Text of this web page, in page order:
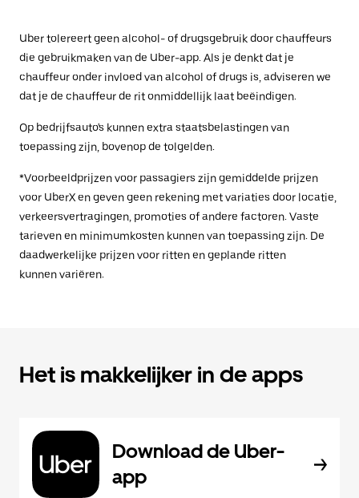
Uber tolereert geen alcohol- of drugsgebruik door chauffeurs
die gebruikmaken van de Uber-app. Als je denkt dat je
chauffeur onder invloed van alcohol of drugs is, adviseren we
dat je de chauffeur de rit onmiddellijk laat beëindigen.
Op bedrijfsauto's kunnen extra staatsbelastingen van
toepassing zijn, bovenop de tolgelden.
*Voorbeeldprijzen voor passagiers zijn gemiddelde prijzen
voor UberX en geven geen rekening met variaties door locatie,
verkeersvertragingen, promoties of andere factoren. Vaste
tarieven en minimumkosten kunnen van toepassing zijn. De
daadwerkelijke prijzen voor ritten en geplande ritten
kunnen variëren.
Het is makkelijker in de apps
Download de Uber-
app